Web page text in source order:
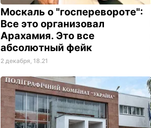
Москаль о "госперевороте":
Все это организовал
Арахамия. Это все
абсолютный фейк
2 декабря, 18.21